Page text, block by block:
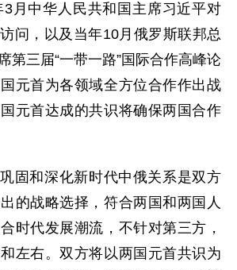
月中华人民共和国主席习近平对
问，以及当年10月俄罗斯联邦总
第三届“一带一路”国际合作高峰论
元首为各领域全方位合作作出战
元首达成的共识将确保两国合作
固和深化新时代中俄关系是双方
的战略选择，符合两国和两国人
时代发展潮流，不针对第三方，
左右。双方将以两国元首共识为